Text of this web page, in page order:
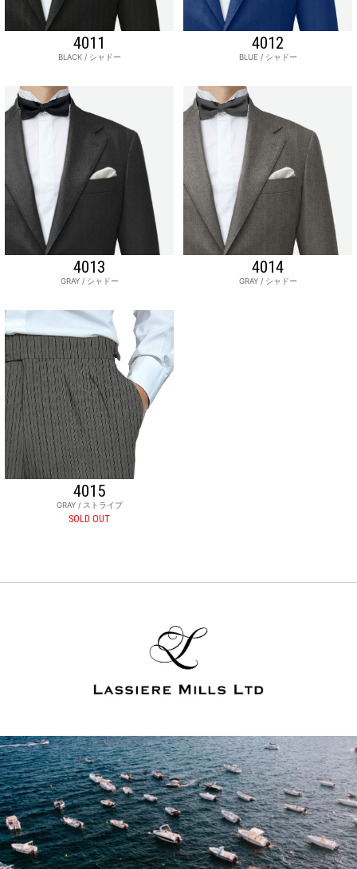
4011
BLACK / シャドー
4012
BLUE / シャドー
4013
GRAY / シャドー
4014
GRAY / シャドー
4015
GRAY / ストライプ
SOLD OUT